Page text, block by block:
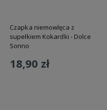
Czapka niemowlęca z
supełkiem Kokardki - Dolce
Sonno
18,90 zł